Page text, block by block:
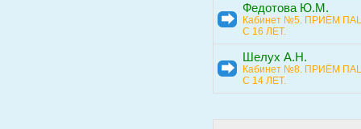
Федотова Ю.М.
Кабинет №5. ПРИЁМ
С 16 ЛЕТ.
Шелух А.Н.
Кабинет №8. ПРИЁМ
С 14 ЛЕТ.